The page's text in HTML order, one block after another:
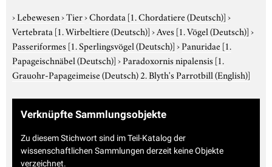
›Lebewesen›Tier›Chordata [1. Chordatiere (Deutsch)]›
Vertebrata [1. Wirbeltiere (Deutsch)]›Aves [1. Vögel (Deutsch)]›
Passeriformes [1. Sperlingsvögel (Deutsch)]›Panuridae [1.
Papageischnäbel (Deutsch)]›Paradoxornis nipalensis [1.
Grauohr-Papageimeise (Deutsch) 2. Blyth's Parrotbill (English)]
Verknüpfte Sammlungsobjekte
Zu diesem Stichwort sind im Teil-Katalog der
wissenschaftlichen Sammlungen derzeit keine Objekte
verzeichnet.